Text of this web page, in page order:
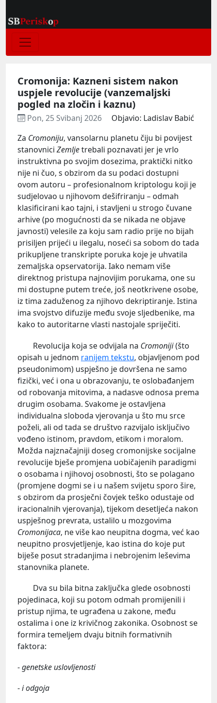
Cromonija: Kazneni sistem nakon
uspjele revolucije (vanzemaljski
pogled na zločin i kaznu)
Pon, 25 Svibanj 2026
Objavio: Ladislav Babić
Za Cromoniju, vansolarnu planetu čiju bi povijest
stanovnici Zemljetrebali poznavati jer je vrlo
instruktivna po svojim dosezima, praktički nitko
nije ni čuo, s obzirom da su podaci dostupni
ovom autoru – profesionalnom kriptologu koji je
sudjelovao u njihovom dešifriranju – odmah
klasificirani kao tajni, i stavljeni u strogo čuvane
arhive (po mogućnosti da se nikada ne objave
javnosti) velesile za koju sam radio prije no bijah
prisiljen prijeći u ilegalu, noseći sa sobom do tada
prikupljene transkripte poruka koje je uhvatila
zemaljska opservatorija. Iako nemam više
direktnog pristupa najnovijim porukama, one su
mi dostupne putem treće, još neotkrivene osobe,
iz tima zaduženog za njihovo dekriptiranje. Istina
ima svojstvo difuzije među svoje sljedbenike, ma
kako to autoritarne vlasti nastojale spriječiti.
Revolucija koja se odvijala na Cromoniji(što
opisah u jednom ranijem tekstu, objavljenom pod
pseudonimom) uspješno je dovršena ne samo
fizički, već i ona u obrazovanju, te oslobađanjem
od robovanja mitovima, a nadasve odnosa prema
drugim osobama. Svakome je ostavljena
individualna sloboda vjerovanja u što mu srce
poželi, ali od tada se društvo razvijalo isključivo
vođeno istinom, pravdom, etikom i moralom.
Možda najznačajniji doseg cromonijske socijalne
revolucije bješe promjena uobičajenih paradigmi
o osobama i njihovoj osobnosti, što se polagano
(promjene dogmi se i u našem svijetu sporo šire,
s obzirom da prosječni čovjek teško odustaje od
iracionalnih vjerovanja), tijekom desetljeća nakon
uspješnog prevrata, ustalilo u mozgovima
Cromonijaca, ne više kao neupitna dogma, već kao
neupitno prosvjetljenje, kao istina do koje put
biješe posut stradanjima i nebrojenim leševima
stanovnika planete.
Dva su bila bitna zaključka glede osobnosti
pojedinaca, koji su potom odmah promijenili i
pristup njima, te ugrađena u zakone, među
ostalima i one iz krivičnog zakonika. Osobnost se
formira temeljem dvaju bitnih formativnih
faktora:
-genetske uslovljenosti
-iodgoja